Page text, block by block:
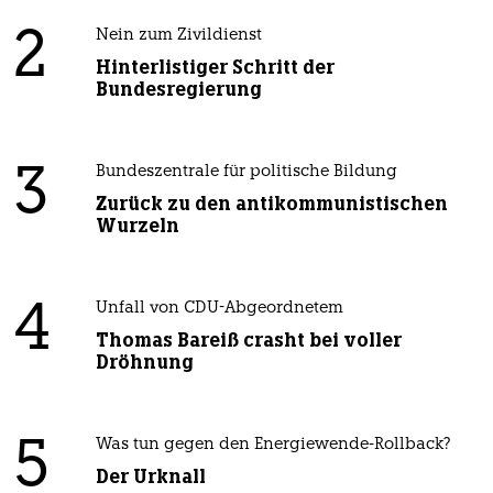
2 Nein zum Zivildienst
Hinterlistiger Schritt der
Bundesregierung
3 Bundeszentrale für politische Bildung
Zurück zu den antikommunistischen
Wurzeln
4 Unfall von CDU-Abgeordnetem
Thomas Bareiß crasht bei voller
Dröhnung
5 Was tun gegen den Energiewende-Rollback?
Der Urknall